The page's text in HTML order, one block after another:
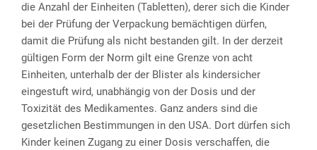
die Anzahl der Einheiten (Tabletten), derer sich die Kinder
bei der Prüfung der Verpackung bemächtigen dürfen,
damit die Prüfung als nicht bestanden gilt. In der derzeit
gültigen Form der Norm gilt eine Grenze von acht
Einheiten, unterhalb der der Blister als kindersicher
eingestuft wird, unabhängig von der Dosis und der
Toxizität des Medikamentes. Ganz anders sind die
gesetzlichen Bestimmungen in den USA. Dort dürfen sich
Kinder keinen Zugang zu einer Dosis verschaffen, die